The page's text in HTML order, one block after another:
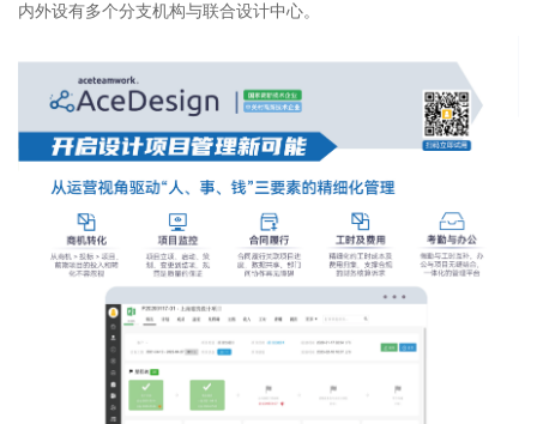
内外设有多个分支机构与联合设计中心。